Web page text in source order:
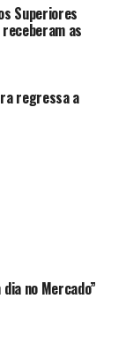
Superiores
as
regressa a
no Mercado”